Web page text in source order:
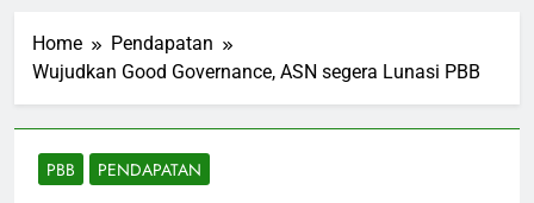
Home
Pendapatan
Wujudkan Good Governance, ASN segera Lunasi PBB
PBB PENDAPATAN